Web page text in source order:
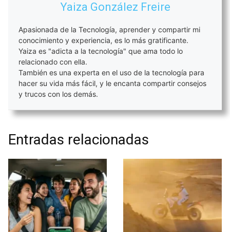
Yaiza González Freire
Apasionada de la Tecnología, aprender y compartir mi
conocimiento y experiencia, es lo más gratificante.
Yaiza es "adicta a la tecnología" que ama todo lo
relacionado con ella.
También es una experta en el uso de la tecnología para
hacer su vida más fácil, y le encanta compartir consejos
y trucos con los demás.
Entradas relacionadas